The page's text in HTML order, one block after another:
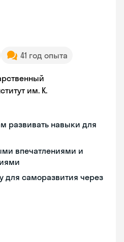
41 год опыта
им. К.
развивать навыки для
впечатлениями и
для саморазвития через